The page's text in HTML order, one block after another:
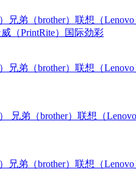
兄弟（brother） 联想（
（PrintRite） 国际劲彩
兄弟（brother） 联想（
兄弟（brother） 联想（
兄弟（brother） 联想（